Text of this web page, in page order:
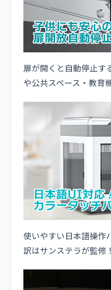
扉が開くと自動停止す
や公共スペース・教育
使いやすい日本語操作
訳はサンステラが監修！